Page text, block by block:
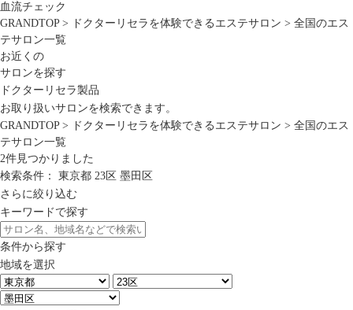
血流チェック
GRANDTOP> ドクターリセラを体験できるエステサロン > 全国のエス
テサロン一覧
お近くの
サロンを探す
ドクターリセラ製品
お取り扱いサロンを検索できます。
GRANDTOP> ドクターリセラを体験できるエステサロン > 全国のエス
テサロン一覧
2件見つかりました
検索条件：
東京都 23区 墨田区
さらに絞り込む
キーワードで探す
条件から探す
地域を選択